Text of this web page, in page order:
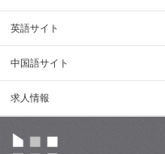
英語サイト
中国語サイト
求人情報